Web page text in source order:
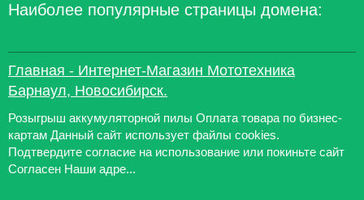
Наиболее популярные страницы домена:
Главная - Интернет-Магазин Мототехника
Барнаул, Новосибирск.
Розыгрыш аккумуляторной пилы Оплата товара по бизнес-
картам Данный сайт использует файлы cookies.
Подтвердите согласие на использование или покиньте сайт
Согласен Наши адре...